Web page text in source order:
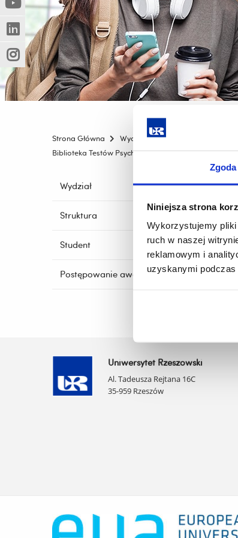
Zgoda
Niniejsza strona
Wykorzystujemy
ruch w naszej
reklamowym i
uzyskanymi podczas
innej
strony)
(Nowe
okno)
(Link
do
innej
strony)
(Nowe
okno)
(Link
do
innej
strony)
(Nowe
okno)
(Link
do
innej
strony)
Strona Główna Wydziały
Biblioteka Testów Psychologicznych
Pomiń
i
treści
Wydział
Struktura
Student
Postępowanie awansowe
Uniwersytet Rzeszowski
Al. Tadeusza Rejtana 16C
35-959 Rzeszów